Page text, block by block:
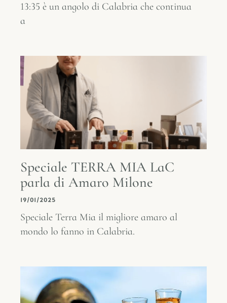
13:35 è un angolo di Calabria che continua
a
Speciale TERRA MIA LaC
parla di Amaro Milone
19/01/2025
Speciale Terra Mia il migliore amaro al
mondo lo fanno in Calabria.